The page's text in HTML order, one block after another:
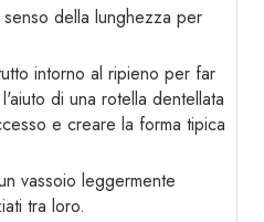
della lunghezza per
intorno al ripieno per far
di una rotella dentellata
e creare la forma tipica
vassoio leggermente
tra loro.